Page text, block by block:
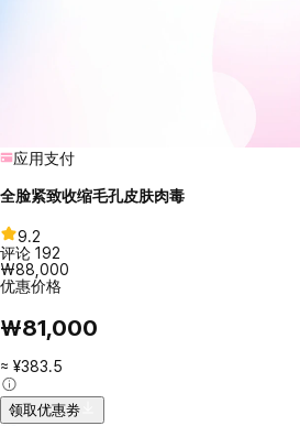
应用支付
全脸紧致收缩毛孔皮肤肉毒
9.2
评论 192
₩88,000
优惠价格
₩81,000
≈ ¥383.5
领取优惠劵